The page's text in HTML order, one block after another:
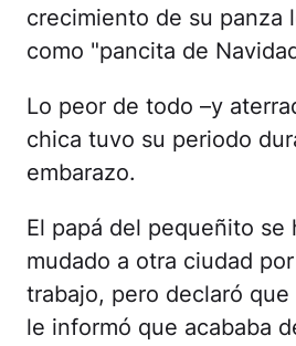
crecimiento de su panza
como "pancita de
Lo peor de todo –y
chica tuvo su periodo
embarazo.
El papá del pequeñito se
mudado a otra ciudad
trabajo, pero declaró
le informó que acababa